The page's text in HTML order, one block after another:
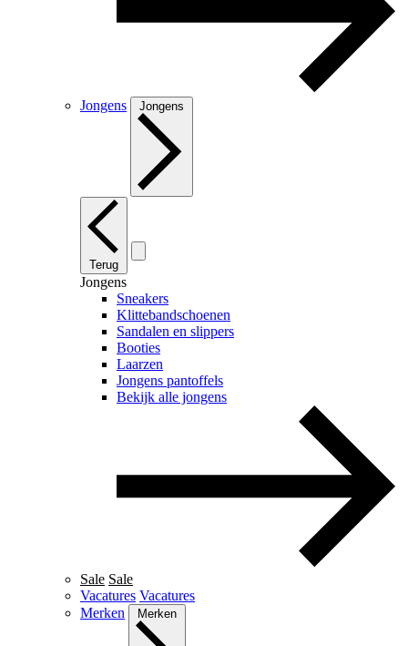
Jongens Jongens
Terug
Jongens
Sneakers
Klittebandschoenen
Sandalen en slippers
Booties
Laarzen
Jongens pantoffels
Bekijk alle jongens
Sale Sale
Vacatures Vacatures
Merken
Merken